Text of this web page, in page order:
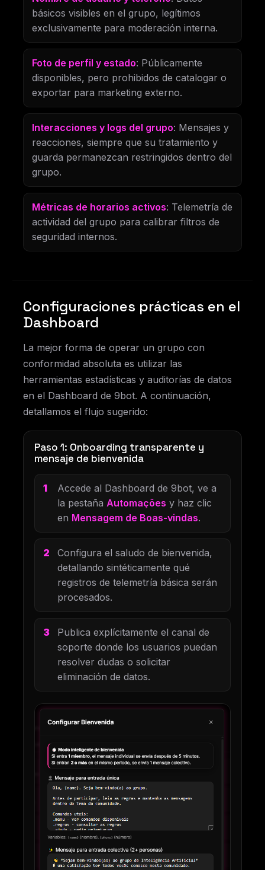
básicos visibles en el grupo, legítimos
exclusivamente para moderación interna.
Foto de perfil y estado: Públicamente
disponibles, pero prohibidos de catalogar o
exportar para marketing externo.
Interacciones y logs del grupo: Mensajes y
reacciones, siempre que su tratamiento y
guarda permanezcan restringidos dentro del
grupo.
Métricas de horarios activos: Telemetría de
actividad del grupo para calibrar filtros de
seguridad internos.
Configuraciones prácticas en el
Dashboard
La mejor forma de operar un grupo con
conformidad absoluta es utilizar las
herramientas estadísticas y auditorías de datos
en el Dashboard de 9bot. A continuación,
detallamos el flujo sugerido:
Paso 1: Onboarding transparente y
mensaje de bienvenida
Accede al Dashboard de 9bot, ve a
la pestaña Automações y haz clic
en Mensagem de Boas-vindas.
Configura el saludo de bienvenida,
detallando sintéticamente qué
registros de telemetría básica serán
procesados.
Publica explícitamente el canal de
soporte donde los usuarios puedan
resolver dudas o solicitar
eliminación de datos.